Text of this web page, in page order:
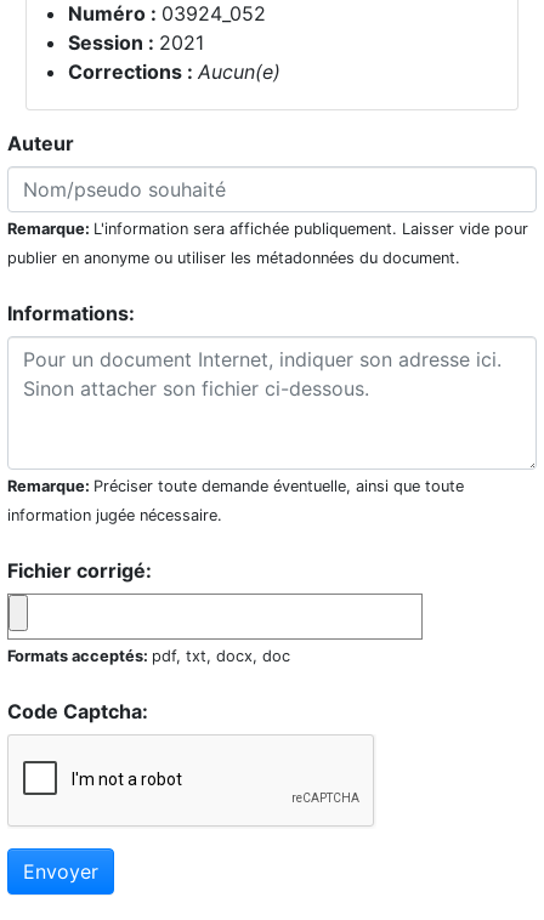
Numéro : 03924_052
Session : 2021
Corrections : Aucun(e)
Auteur
Remarque: L'information sera affichée publiquement. Laisser vide pour
publier en anonyme ou utiliser les métadonnées du document.
Informations:
Remarque: Préciser toute demande éventuelle, ainsi que toute
information jugée nécessaire.
Fichier corrigé:
Formats acceptés: pdf, txt, docx, doc
Code Captcha:
Envoyer